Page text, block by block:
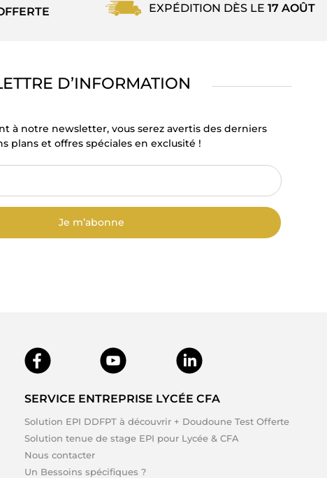
EXPÉDITION DÈS LE 17 AOÛT
D’INFORMATION
à notre newsletter, vous serez avertis des derniers
plans et offres spéciales en exclusité !
Je m’abonne
SERVICE ENTREPRISE LYCÉE CFA
Solution EPI DDFPT à découvrir + Doudoune Test Offerte
Solution tenue de stage EPI pour Lycée & CFA
Nous contacter
Un Bessoins spécifiques ?